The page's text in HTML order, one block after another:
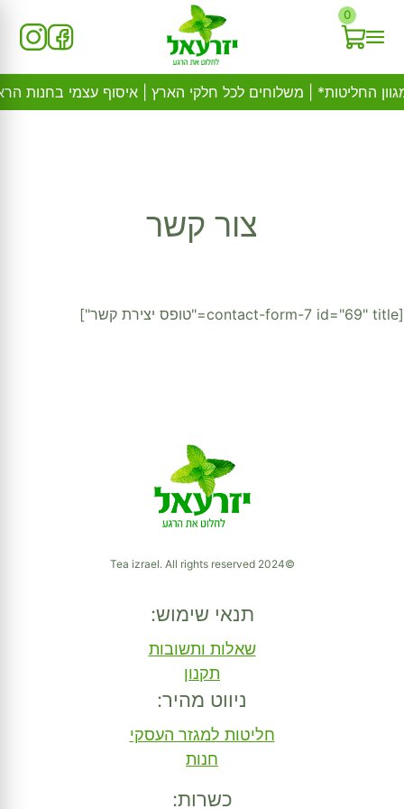
content
0
צור קשר
[contact-form-7 id="69" title="טופס יצירת קשר"]
©2024 Tea izrael. All rights reserved
תנאי שימוש:
שאלות ותשובות
תקנון
ניווט מהיר:
חליטות למגזר העסקי
חנות
כשרות: